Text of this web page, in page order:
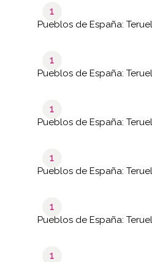
1
Pueblos de España: Teruel
1
Pueblos de España: Teruel
1
Pueblos de España: Teruel
1
Pueblos de España: Teruel
1
Pueblos de España: Teruel
1